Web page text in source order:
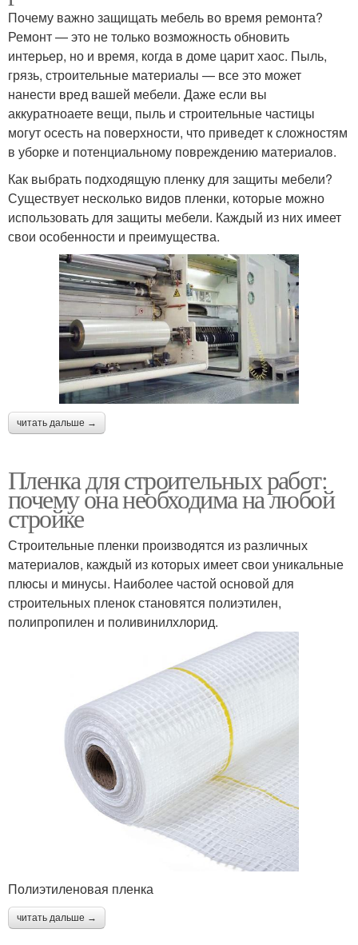
Почему важно защищать мебель во время ремонта?
Ремонт — это не только возможность обновить
интерьер, но и время, когда в доме царит хаос. Пыль,
грязь, строительные материалы — все это может
нанести вред вашей мебели. Даже если вы
аккуратноаете вещи, пыль и строительные частицы
могут осесть на поверхности, что приведет к сложностям
в уборке и потенциальному повреждению материалов.
Как выбрать подходящую пленку для защиты мебели?
Существует несколько видов пленки, которые можно
использовать для защиты мебели. Каждый из них имеет
свои особенности и преимущества.
читать дальше →
Пленка для строительных работ:
почему она необходима на любой
стройке
Строительные пленки производятся из различных
материалов, каждый из которых имеет свои уникальные
плюсы и минусы. Наиболее частой основой для
строительных пленок становятся полиэтилен,
полипропилен и поливинилхлорид.
Полиэтиленовая пленка
читать дальше →